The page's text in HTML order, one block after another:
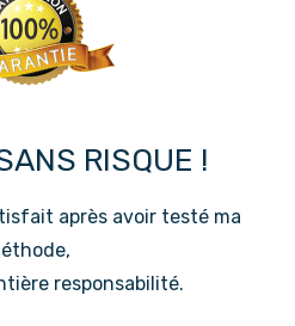
RISQUE !
après avoir testé ma
responsabilité.